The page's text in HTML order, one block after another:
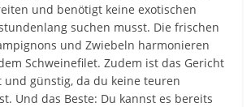
und benötigt keine exotischen
suchen musst. Die frischen
und Zwiebeln harmonieren
Schweinefilet. Zudem ist das Gericht
und günstig, da du keine teuren
Und das Beste: Du kannst es bereits